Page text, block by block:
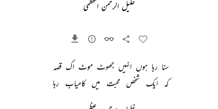
خلیل الرحمن اعظمی
سنا رہا ہوں انہیں جھوٹ موٹ اک قصہ
کہ ایک شخص محبت میں کامیاب رہا